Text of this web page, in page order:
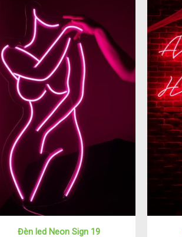
Đèn led Neon Sign 19